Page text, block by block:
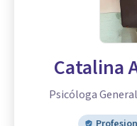
Catalina
Psicóloga